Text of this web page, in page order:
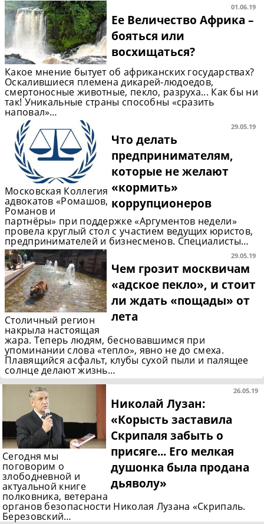
01.06.19
Ее Величество Африка –
бояться или
восхищаться?
Какое мнение бытует об африканских государствах?
Оскалившиеся племена дикарей-людоедов,
смертоносные животные, пекло, разруха... Как бы ни
так! Уникальные страны способны «сразить
наповал»…
29.05.19
Что делать
предпринимателям,
которые не желают
«кормить»
коррупционеров
Московская Коллегия
адвокатов «Ромашов,
Романов и
партнёры» при поддержке «Аргументов недели»
провела круглый стол с участием ведущих юристов,
предпринимателей и бизнесменов. Специалисты…
29.05.19
Чем грозит москвичам
«адское пекло», и стоит
ли ждать «пощады» от
лета
Столичный регион
накрыла настоящая
жара. Теперь людям, бесновавшимся при
упоминании слова «тепло», явно не до смеха.
Плавящийся асфальт, клубы сухой пыли и палящее
солнце делают жизнь…
26.05.19
Николай Лузан:
«Корысть заставила
Скрипаля забыть о
присяге... Его мелкая
душонка была продана
дьяволу»
Сегодня мы
поговорим о
злободневной и
актуальной книге
полковника, ветерана
органов безопасности Николая Лузана «Скрипаль.
Березовский…